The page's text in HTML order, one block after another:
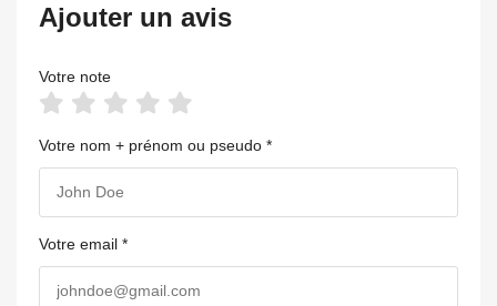
Ajouter un avis
Votre note
Votre nom + prénom ou pseudo *
Votre email *